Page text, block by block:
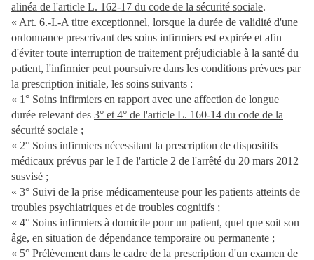
alinéa de l'article L. 162-17 du code de la sécurité sociale.
« Art. 6.-I.-A titre exceptionnel, lorsque la durée de validité d'une
ordonnance prescrivant des soins infirmiers est expirée et afin
d'éviter toute interruption de traitement préjudiciable à la santé du
patient, l'infirmier peut poursuivre dans les conditions prévues par
la prescription initiale, les soins suivants :
« 1° Soins infirmiers en rapport avec une affection de longue
durée relevant des 3° et 4° de l'article L. 160-14 du code de la
sécurité sociale ;
« 2° Soins infirmiers nécessitant la prescription de dispositifs
médicaux prévus par le I de l'article 2 de l'arrêté du 20 mars 2012
susvisé ;
« 3° Suivi de la prise médicamenteuse pour les patients atteints de
troubles psychiatriques et de troubles cognitifs ;
« 4° Soins infirmiers à domicile pour un patient, quel que soit son
âge, en situation de dépendance temporaire ou permanente ;
« 5° Prélèvement dans le cadre de la prescription d'un examen de